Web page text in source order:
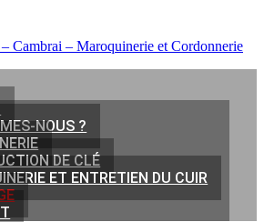
Cambrai – Maroquinerie et Cordonnerie
NOUS ?
DE CLÉ
ET ENTRETIEN DU CUIR